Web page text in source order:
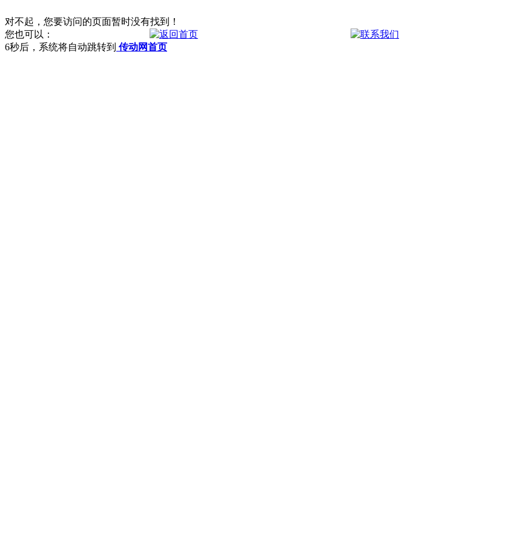
对不起，您要访问的页面暂时没有找到！
您也可以：
6秒后，系统将自动跳转到 传动网首页